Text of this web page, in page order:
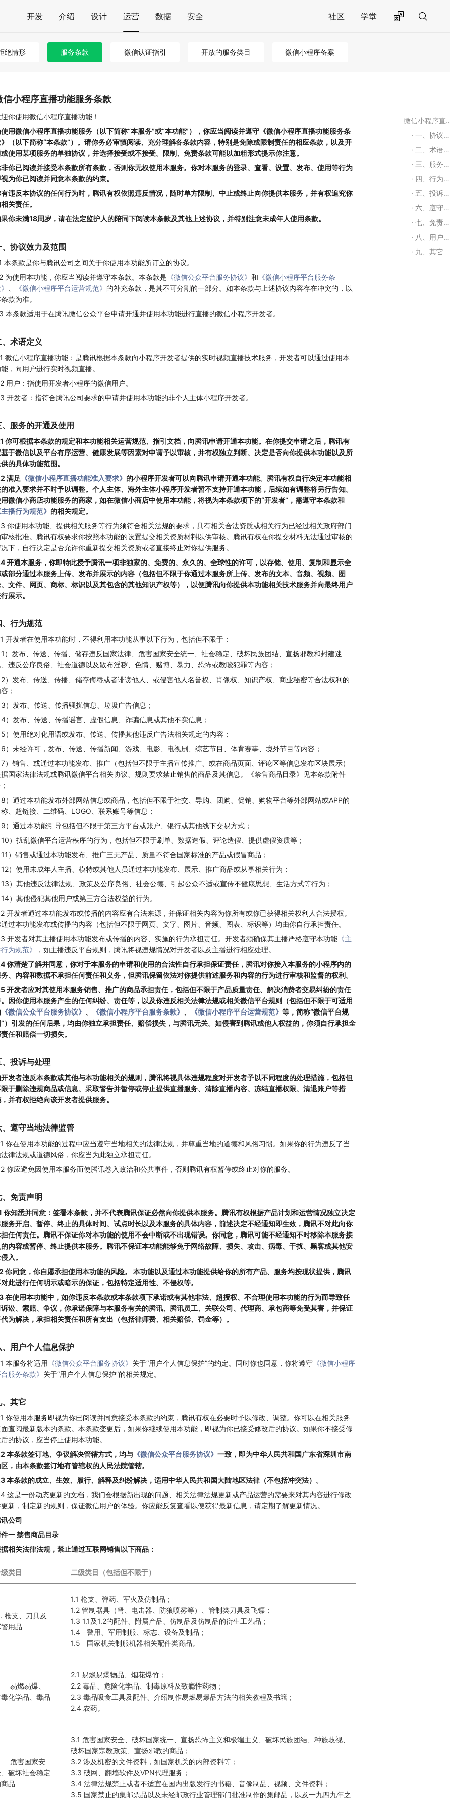
开发 介绍 设计 运营 数据 安全 社区 学堂
绝情形 服务条款 微信认证指引 开放的服务类目 微信小程序备案
信小程序直播功能服务条款
你使用微信小程序直播功能！
用微信小程序直播功能服务（以下简称“本服务”或“本功能”），你应当阅读并遵守《微信小程序直播功能服务条
（以下简称“本条款”）。请你务必审慎阅读、充分理解各条款内容，特别是免除或限制责任的相应条款，以及开
使用某项服务的单独协议，并选择接受或不接受。限制、免责条款可能以加粗形式提示你注意。
你已阅读并接受本条款所有条款，否则你无权使用本服务。你对本服务的登录、查看、设置、发布、使用等行为
为你已阅读并同意本条款的约束。
违反本协议的任何行为时，腾讯有权依照违反情况，随时单方限制、中止或终止向你提供本服务，并有权追究你
关责任。
你未满18周岁，请在法定监护人的陪同下阅读本条款及其他上述协议，并特别注意未成年人使用条款。
、协议效力及范围
本条款是你与腾讯公司之间关于你使用本功能所订立的协议。
为使用本功能，你应当阅读并遵守本条款。本条款是 《微信公众平台服务协议》 和 《微信小程序平台服务条
《微信小程序平台运营规范》 的补充条款，是其不可分割的一部分。如本条款与上述协议内容存在冲突的，以
款为准。
本条款适用于在腾讯微信公众平台申请开通并使用本功能进行直播的微信小程序开发者。
、术语定义
微信小程序直播功能：是腾讯根据本条款向小程序开发者提供的实时视频直播技术服务，开发者可以通过使用本
，向用户进行实时视频直播。
用户：指使用开发者小程序的微信用户。
开发者：指符合腾讯公司要求的申请并使用本功能的非个人主体小程序开发者。
、服务的开通及使用
你可根据本条款的规定和本功能相关运营规范、指引文档，向腾讯申请开通本功能。在你提交申请之后，腾讯有
于微信以及平台有序运营、健康发展等因素对申请予以审核，并有权独立判断、决定是否向你提供本功能以及所
的具体功能范围。
满足 《微信小程序直播功能准入要求》 的小程序开发者可以向腾讯申请开通本功能。腾讯有权自行决定本功能相
准入要求并不时予以调整。个人主体、海外主体小程序开发者暂不支持开通本功能，后续如有调整将另行告知。
微信小商店功能服务的商家，如在微信小商店中使用本功能，将视为本条款项下的“开发者”，需遵守本条款和
播行为规范》 的相关规定。
你使用本功能、提供相关服务等行为须符合相关法规的要求，具有相关合法资质或相关行为已经过相关政府部门
核批准。腾讯有权要求你按照本功能的设置提交相关资质材料以供审核。腾讯有权在你提交材料无法通过审核的
下，自行决定是否允许你重新提交相关资质或者直接终止对你提供服务。
开通本服务，你即特此授予腾讯一项非独家的、免费的、永久的、全球性的许可，以存储、使用、复制和显示全
部分通过本服务上传、发布并展示的内容（包括但不限于你通过本服务所上传、发布的文本、音频、视频、图
文件、网页、商标、标识以及其包含的其他知识产权等），以便腾讯向你提供本功能相关技术服务并向最终用户
展示。
、行为规范
开发者在使用本功能时，不得利用本功能从事以下行为，包括但不限于：
）发布、传送、传播、储存违反国家法律、危害国家安全统一、社会稳定、破坏民族团结、宣扬邪教和封建迷
违反公序良俗、社会道德以及散布淫秽、色情、赌博、暴力、恐怖或教唆犯罪等内容；
）发布、传送、传播、储存侮辱或者诽谤他人、或侵害他人名誉权、肖像权、知识产权、商业秘密等合法权利的
；
）发布、传送、传播骚扰信息、垃圾广告信息；
）发布、传送、传播谣言、虚假信息、诈骗信息或其他不实信息；
）使用绝对化用语或发布、传送、传播其他违反广告法相关规定的内容；
）未经许可，发布、传送、传播新闻、游戏、电影、电视剧、综艺节目、体育赛事、境外节目等内容；
）销售、或通过本功能发布、推广（包括但不限于主播宣传推广、或在商品页面、评论区等信息发布区块展示）
国家法律法规或腾讯微信平台相关协议、规则要求禁止销售的商品及其信息。《禁售商品目录》见本条款附件
）通过本功能发布外部网站信息或商品，包括但不限于社交、导购、团购、促销、购物平台等外部网站或APP的
、超链接、二维码、LOGO、联系账号等信息；
）通过本功能引导包括但不限于第三方平台或账户、银行或其他线下交易方式；
）扰乱微信平台运营秩序的行为，包括但不限于刷单、数据造假、评论造假、提供虚假资质等；
）销售或通过本功能发布、推广三无产品、质量不符合国家标准的产品或假冒商品；
）使用未成年人主播、模特或其他人员通过本功能发布、展示、推广商品或从事相关行为；
）其他违反法律法规、政策及公序良俗、社会公德、引起公众不适或宣传不健康思想、生活方式等行为；
）其他侵犯其他用户或第三方合法权益的行为。
开发者通过本功能发布或传播的内容应有合法来源，并保证相关内容为你所有或你已获得相关权利人合法授权。
过本功能发布或传播的内容（包括但不限于网页、文字、图片、音频、图表、标识等）均由你自行承担责任。
开发者对其主播使用本功能发布或传播的内容、实施的行为承担责任。开发者须确保其主播严格遵守本功能 《主
为规范》
，如主播违反平台规则，腾讯将视违规情况对开发者以及主播进行相应处理。
你清楚了解并同意，你对于本服务的申请和使用的合法性自行承担保证责任，腾讯对你接入本服务的小程序内的
、内容和数据不承担任何责任和义务，但腾讯保留依法对你提供前述服务和内容的行为进行审核和监督的权利。
开发者应对其使用本服务销售、推广的商品承担责任，包括但不限于产品质量责任、解决消费者交易纠纷的责任
因你使用本服务产生的任何纠纷、责任等，以及你违反相关法律法规或相关微信平台规则（包括但不限于可适用
《微信公众平台服务协议》 、 《微信小程序平台服务条款》 、 《微信小程序平台运营规范》 等，简称“微信平台规
）引发的任何后果，均由你独立承担责任、赔偿损失，与腾讯无关。如侵害到腾讯或他人权益的，你须自行承担全
任和赔偿一切损失。
、投诉与处理
发者违反本条款或其他与本功能相关的规则，腾讯将视具体违规程度对开发者予以不同程度的处理措施，包括但
于删除违规商品或信息、采取警告并暂停或停止提供直播服务、清除直播内容、冻结直播权限、清退账户等措
并有权拒绝向该开发者提供服务。
、遵守当地法律监管
你在使用本功能的过程中应当遵守当地相关的法律法规，并尊重当地的道德和风俗习惯。如果你的行为违反了当
律法规或道德风俗，你应当为此独立承担责任。
你应避免因使用本服务而使腾讯卷入政治和公共事件，否则腾讯有权暂停或终止对你的服务。
、免责声明
你知悉并同意：签署本条款，并不代表腾讯保证必然向你提供本服务。腾讯有权根据产品计划和运营情况独立决定
务开启、暂停、终止的具体时间、试点时长以及本服务的具体内容，前述决定不经通知即生效，腾讯不对此向你
任何责任。腾讯不保证你对本功能的使用不会中断或不出现错误。你同意，腾讯可能不经通知不时移除本服务接
内容或暂停、终止提供本服务。腾讯不保证本功能能够免于网络故障、损失、攻击、病毒、干扰、黑客或其他安
入。
你同意，你自愿承担使用本功能的风险。 本功能以及通过本功能提供给你的所有产品、服务均按现状提供，腾讯
此进行任何明示或暗示的保证，包括特定适用性、不侵权等。
在使用本功能中，如你违反本条款或本条款项下承诺或有其他非法、超授权、不合理使用本功能的行为而导致任
讼、索赔、争议，你承诺保障与本服务有关的腾讯、腾讯员工、关联公司、代理商、承包商等免受其害，并保证
为解决，承担相关责任和所有支出（包括律师费、相关赔偿、罚金等）。
、用户个人信息保护
本服务将适用 《微信公众平台服务协议》 关于“用户个人信息保护”的约定。同时你也同意，你将遵守 《微信小程序
服务条款》 关于“用户个人信息保护”的相关规定。
、其它
你使用本服务即视为你已阅读并同意接受本条款的约束，腾讯有权在必要时予以修改、调整。你可以在相关服务
查阅最新版本的条款。本条款变更后，如果你继续使用本功能，即视为你已接受修改后的协议。如果你不接受修
的协议，应当停止使用本功能。
本条款签订地、争议解决管辖方式，均与 《微信公众平台服务协议》 一致，即为中华人民共和国广东省深圳市南
，由本条款签订地有管辖权的人民法院管辖。
本条款的成立、生效、履行、解释及纠纷解决，适用中华人民共和国大陆地区法律（不包括冲突法）。
这是一份动态更新的文档，我们会根据新出现的问题、相关法律法规更新或产品运营的需要来对其内容进行修改
新，制定新的规则，保证微信用户的体验。你应能反复查看以便获得最新信息，请定期了解更新情况。
公司
一 禁售商品目录
相关法律法规，禁止通过互联网销售以下商品：
类目 二级类目（包括但不限于）
枪支、刀具及
用品
1.1 枪支、弹药、军火及仿制品；
1.2 管制器具（弩、电击器、防狼喷雾等）、管制类刀具及飞镖；
1.3 1.1及1.2的配件、附属产品、仿制品及仿制品的衍生工艺品；
1.4	警用、军用制服、标志、设备及制品；
1.5	国家机关制服机器相关配件类商品。
化学品、毒品
2.1 易燃易爆物品、烟花爆竹；
2.2 毒品、危险化学品、制毒原料及致瘾性药物；
2.3 毒品吸食工具及配件、介绍制作易燃易爆品方法的相关教程及书籍；
2.4 农药。
破坏社会稳定
品
3.1 危害国家安全、破坏国家统一、宣扬恐怖主义和极端主义、破坏民族团结、种族歧视、
破坏国家宗教政策、宣扬邪教的商品；
3.2 涉及机密的文件资料，如国家机关的内部资料等；
3.3 破网、翻墙软件及VPN代理服务；
3.4 法律法规禁止或者不适宜在国内出版发行的书籍、音像制品、视频、文件资料；
3.5 国家禁止的集邮票品以及未经邮政行业管理部门批准制作的集邮品，以及一九四九年之
微信小程序
一、协议效力及范围
二、术语定义
三、服务的开通及使用
四、行为规范
五、投诉与处理
六、遵守当地法律监管
七、免责声明
八、用户个人信息保护
九、其它